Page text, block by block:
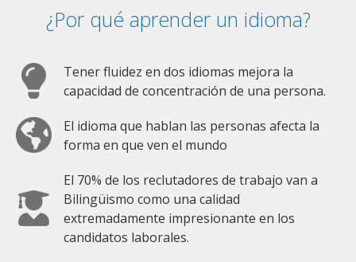
¿Por qué aprender un idioma?
Tener fluidez en dos idiomas mejora la
capacidad de concentración de una persona.
El idioma que hablan las personas afecta la
forma en que ven el mundo
El 70% de los reclutadores de trabajo van a
Bilingüismo como una calidad
extremadamente impresionante en los
candidatos laborales.